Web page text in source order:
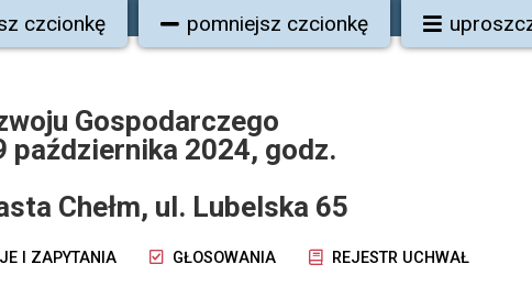
czcionkę pomniejsz czcionkę
Gospodarczego
października 2024, godz.
Chełm, ul. Lubelska 65
I ZAPYTANIA GŁOSOWANIA
REJESTR UCHWAŁ